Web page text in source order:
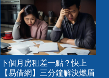
下個月房租差一點？快上
【易借網】三分鐘解決燃眉